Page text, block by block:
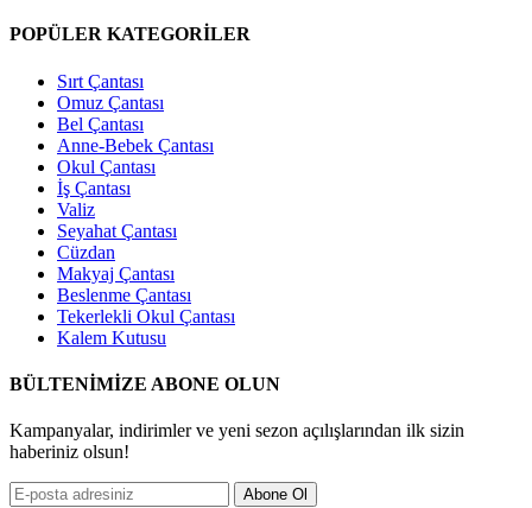
POPÜLER KATEGORİLER
Sırt Çantası
Omuz Çantası
Bel Çantası
Anne-Bebek Çantası
Okul Çantası
İş Çantası
Valiz
Seyahat Çantası
Cüzdan
Makyaj Çantası
Beslenme Çantası
Tekerlekli Okul Çantası
Kalem Kutusu
BÜLTENİMİZE ABONE OLUN
Kampanyalar, indirimler ve yeni sezon açılışlarından ilk sizin
haberiniz olsun!